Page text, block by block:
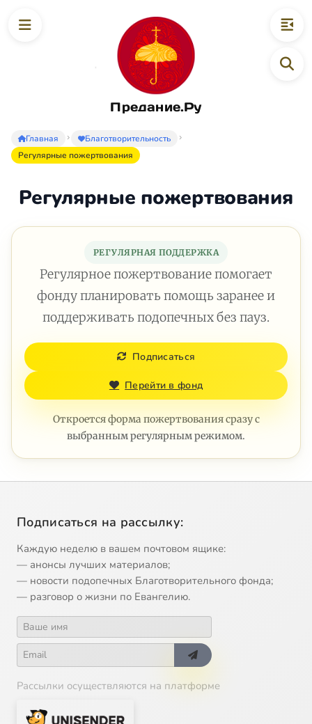
Предание.Ру
Главная
Благотворительность
Регулярные пожертвования
Регулярные пожертвования
РЕГУЛЯРНАЯ ПОДДЕРЖКА
Регулярное пожертвование помогает
фонду планировать помощь заранее и
поддерживать подопечных без пауз.
Подписаться
Перейти в фонд
Откроется форма пожертвования сразу с
выбранным регулярным режимом.
Подписаться на рассылку:
Каждую неделю в вашем почтовом ящике:
— анонсы лучших материалов;
— новости подопечных Благотворительного фонда;
— разговор о жизни по Евангелию.
Рассылки осуществляются на платформе